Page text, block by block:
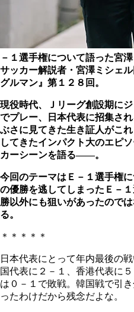
－１選手権について語った宮
サッカー解説者・宮澤ミシェ
グルマン』第１２８回。
現役時代、Ｊリーグ創設期に
でプレー、日本代表に招集さ
ぶさに見てきた生き証人がこ
してきたインパクト大のエピ
カーシーンを語る――。
今回のテーマはＥ－１選手権
の優勝を逃してしまったＥ－
勝以外にも狙いがあったので
る。
＊＊＊＊＊
日本代表にとって年内最後の
国代表に２－１、香港代表に
は０－１で敗戦。韓国戦で引
ったわけだから残念だよな。